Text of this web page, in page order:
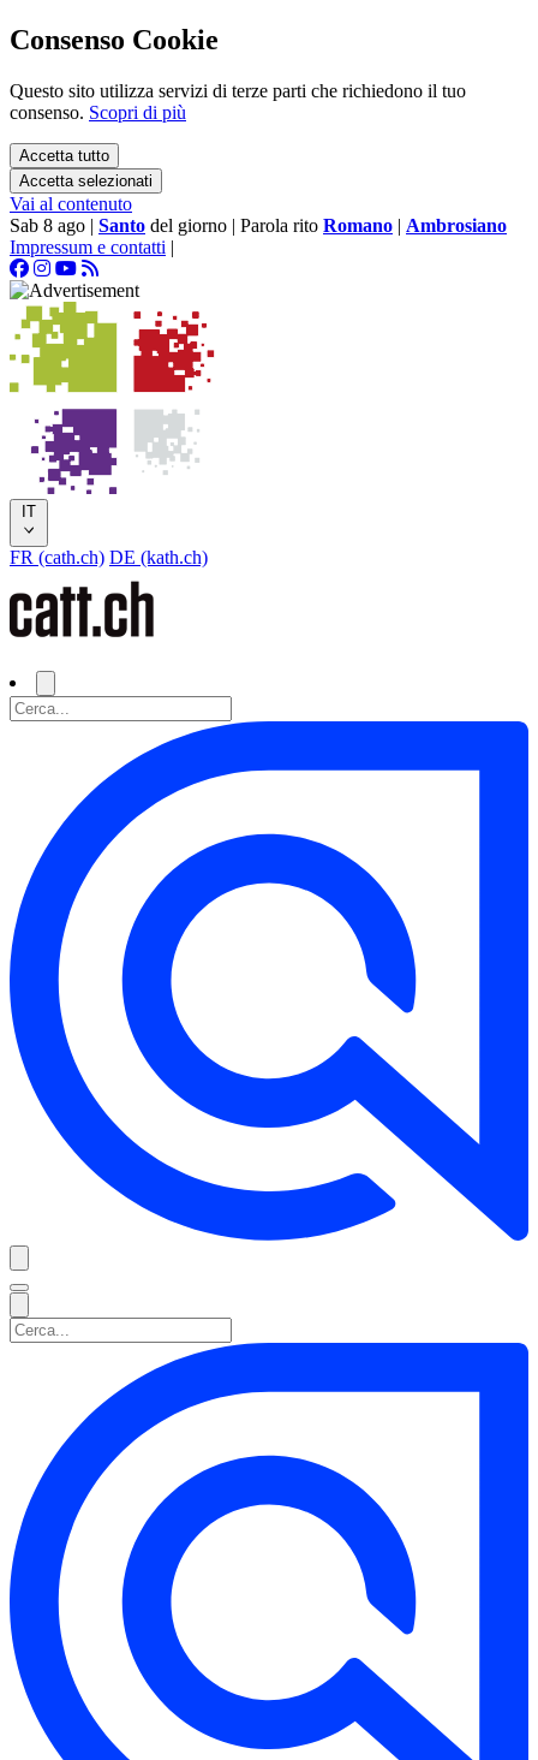
Consenso Cookie
Questo sito utilizza servizi di terze parti che richiedono il tuo
consenso. Scopri di più
Accetta tutto
Accetta selezionati
Vai al contenuto
Sab 8 ago | Santo del giorno | Parola rito Romano | Ambrosiano
Impressum e contatti |
IT
FR (cath.ch) DE (kath.ch)